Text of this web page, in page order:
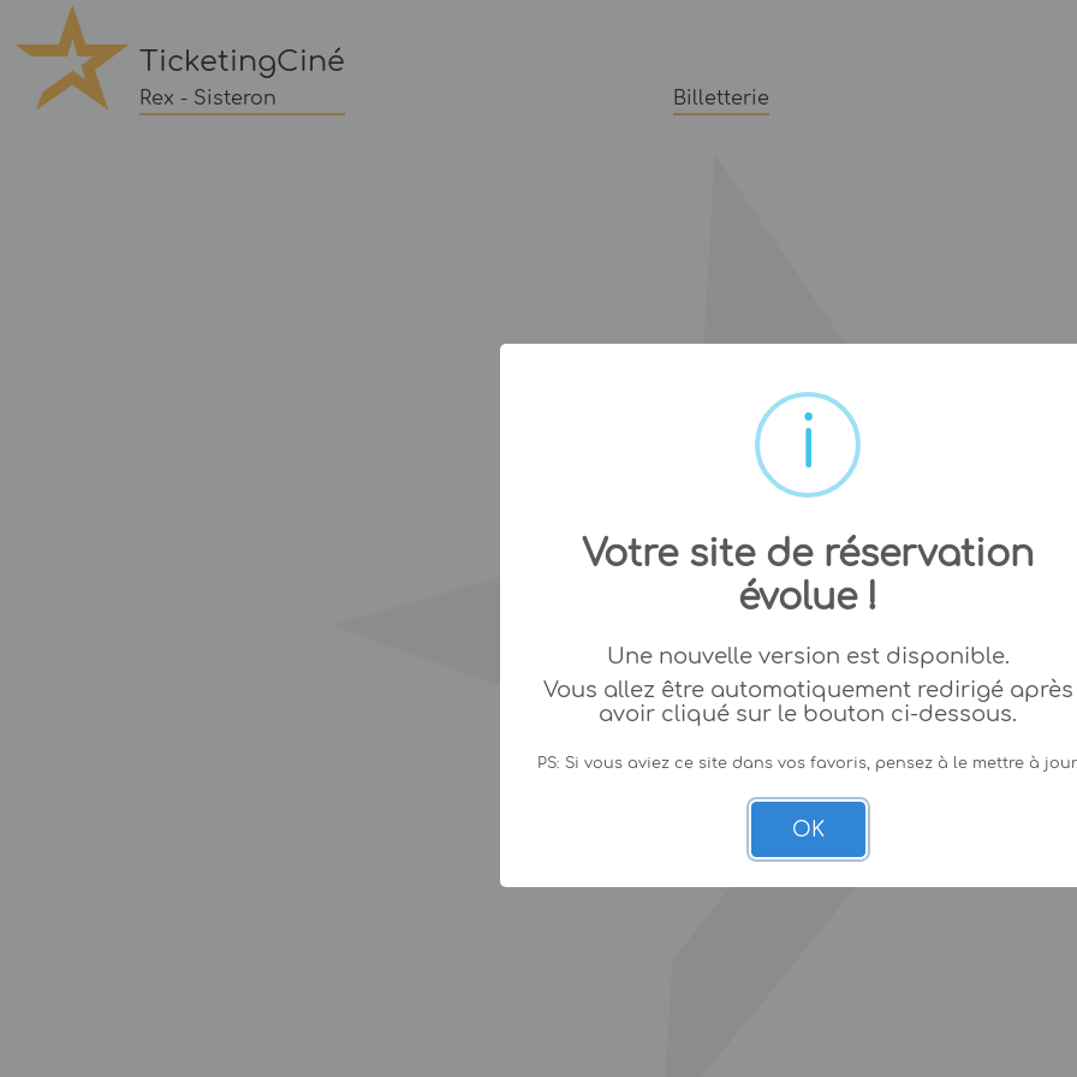
TicketingCiné
Rex - Sisteron Billetterie
Votre site de réservation
évolue !
Une nouvelle version est disponible.
Vous allez être automatiquement redirigé après
avoir cliqué sur le bouton ci-dessous.
PS: Si vous aviez ce site dans vos favoris, pensez à le mettre à
OK